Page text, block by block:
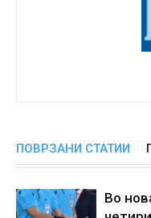
ПОВРЗАНИ СТАТИИ
Во